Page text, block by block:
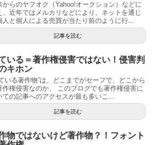
からのヤフオク（Yahoo!オークション）などに
、近年ではメルカリなどにより、ネットを通じ
人と個人による売買が当たり前のように行...
記事を読む
いる＝著作権侵害ではない！侵害判
キホン
いる著作物”は、どこまでがセーフで、どこから
作権侵害なのか。 このブログでも著作権侵害に
ての記事へのアクセスが最も多いこ...
記事を読む
物ではないけど著作物？！フォント